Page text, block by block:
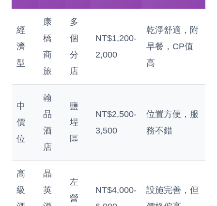
經
濟
型
康
橋
商
旅
多
個
分
店
NT$1,200-
2,000
乾淨舒適，附
早餐，CP值
高
中
價
位
翰
品
酒
店
鹽
埕
區
NT$2,500-
3,500
位置方便，服
務不錯
高
級
晶
英
左
營
NT$4,000-
設施完善，但